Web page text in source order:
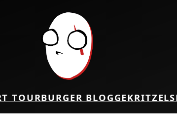
TOURBURGER BLOGGEKRITZEL